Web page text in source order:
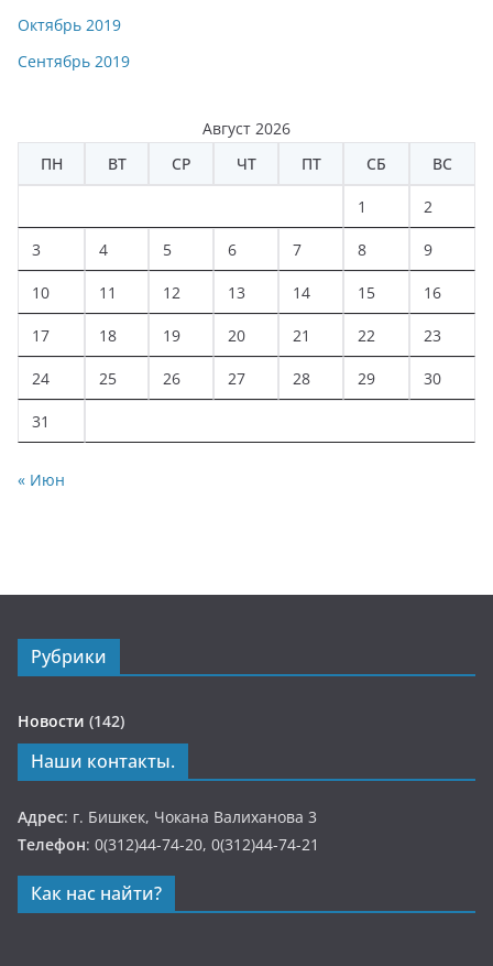
Октябрь 2019
Сентябрь 2019
Август 2026
ПН
ВТ СР ЧТ ПТ СБ ВС
1 2
3 4 5 6 7 8 9
10 11 12 13 14 15 16
17 18 19 20 21 22 23
24 25 26 27 28 29 30
31
« Июн
Рубрики
Новости (142)
Наши контакты.
Адрес: г. Бишкек, Чокана Валиханова 3
Телефон: 0(312)44-74-20, 0(312)44-74-21
Как нас найти?